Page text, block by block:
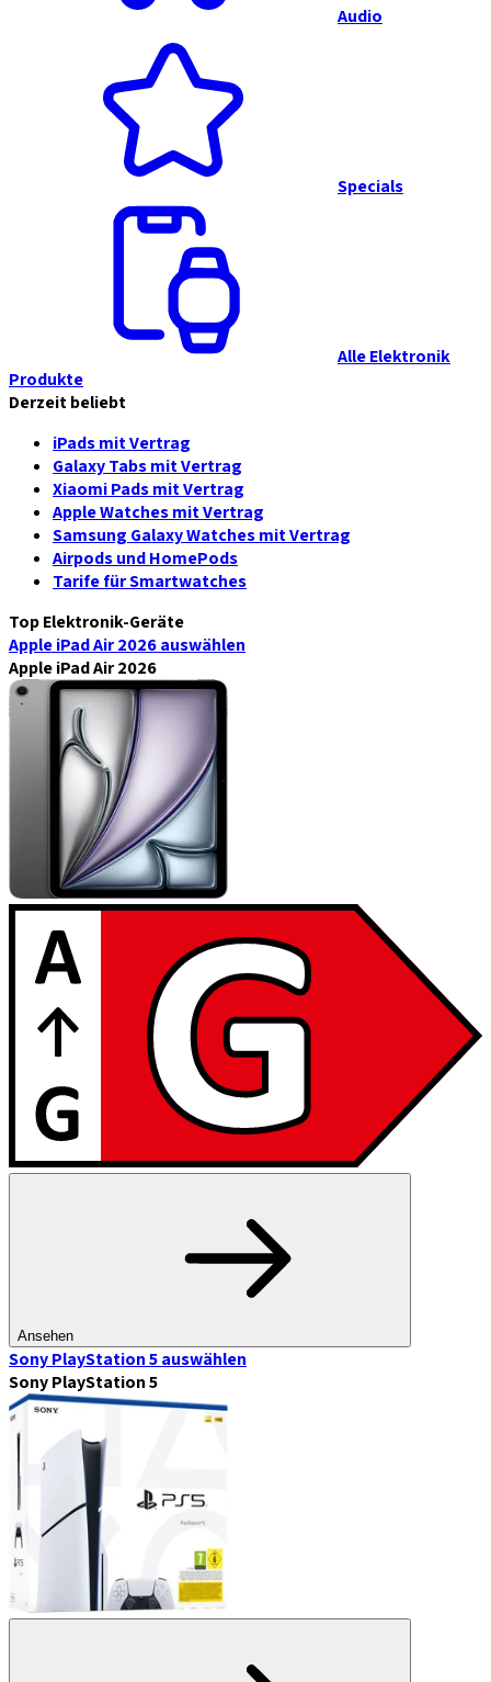
Audio
Specials
Alle Elektronik
Produkte
Derzeit beliebt
iPads mit Vertrag
Galaxy Tabs mit Vertrag
Xiaomi Pads mit Vertrag
Apple Watches mit Vertrag
Samsung Galaxy Watches mit Vertrag
Airpods und HomePods
Tarife für Smartwatches
Top Elektronik-Geräte
Apple iPad Air 2026auswählen
Apple iPad Air 2026
Ansehen
Sony PlayStation 5auswählen
Sony PlayStation 5